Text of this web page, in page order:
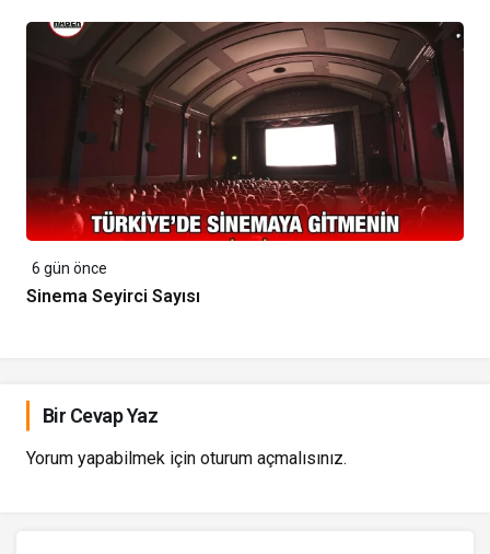
6 gün önce
Sinema Seyirci Sayısı
Bir Cevap Yaz
Yorum yapabilmek için oturum açmalısınız.